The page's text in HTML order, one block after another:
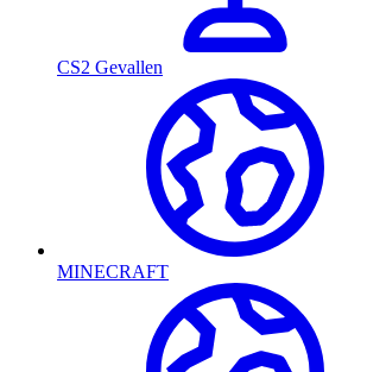
CS2 Gevallen
MINECRAFT